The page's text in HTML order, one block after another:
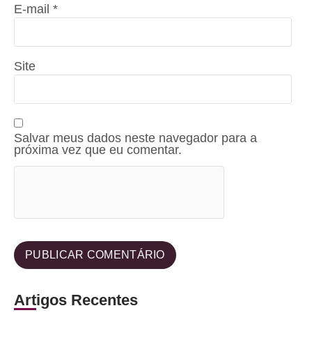
E-mail *
Site
Salvar meus dados neste navegador para a
próxima vez que eu comentar.
Artigos Recentes